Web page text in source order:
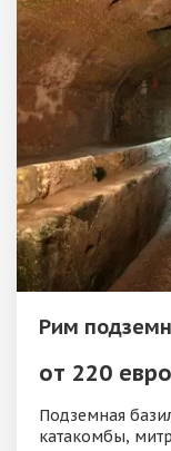
Рим
от 220 евро
Подземная
катакомбы,